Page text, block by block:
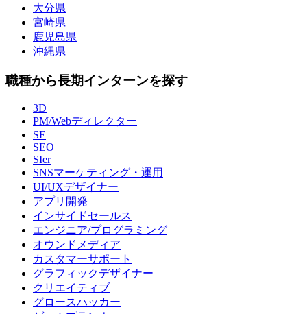
大分県
宮崎県
鹿児島県
沖縄県
職種から長期インターンを探す
3D
PM/Webディレクター
SE
SEO
SIer
SNSマーケティング・運用
UI/UXデザイナー
アプリ開発
インサイドセールス
エンジニア/プログラミング
オウンドメディア
カスタマーサポート
グラフィックデザイナー
クリエイティブ
グロースハッカー